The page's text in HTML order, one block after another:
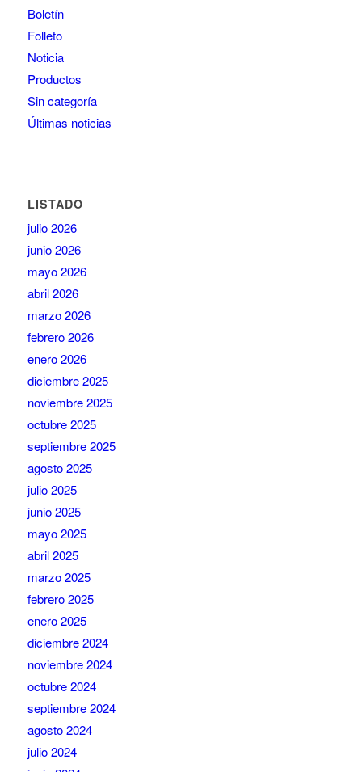
Boletín
Folleto
Noticia
Productos
Sin categoría
Últimas noticias
LISTADO
julio 2026
junio 2026
mayo 2026
abril 2026
marzo 2026
febrero 2026
enero 2026
diciembre 2025
noviembre 2025
octubre 2025
septiembre 2025
agosto 2025
julio 2025
junio 2025
mayo 2025
abril 2025
marzo 2025
febrero 2025
enero 2025
diciembre 2024
noviembre 2024
octubre 2024
septiembre 2024
agosto 2024
julio 2024